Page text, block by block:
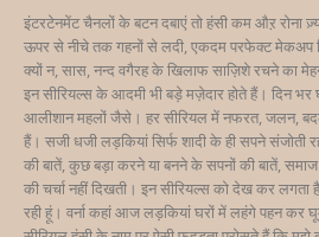
इंटरटेनमेंट चैनलों के बटन दबाएं तो हंसी कम औऱ रोना
ऊपर से नीचे तक गहनों से लदी, एकदम परफेक्ट मेकअप
क्यों न, सास, नन्द वगैरह के खिलाफ साज़िशे रचने का
इन सीरियल्स के आदमी भी बड़े मज़ेदार होते हैं। दिन
आलीशान महलों जैसे। हर सीरियल में नफरत, जलन,
हैं। सजी धजी लड़कियां सिर्फ शादी के ही सपने संजोती
की बातें, कुछ बड़ा करने या बनने के सपनों की बातें,
की चर्चा नहीं दिखती। इन सीरियल्स को देख कर
रही हूं। वर्ना कहां आज लड़कियां घरों में लहंगे पहन